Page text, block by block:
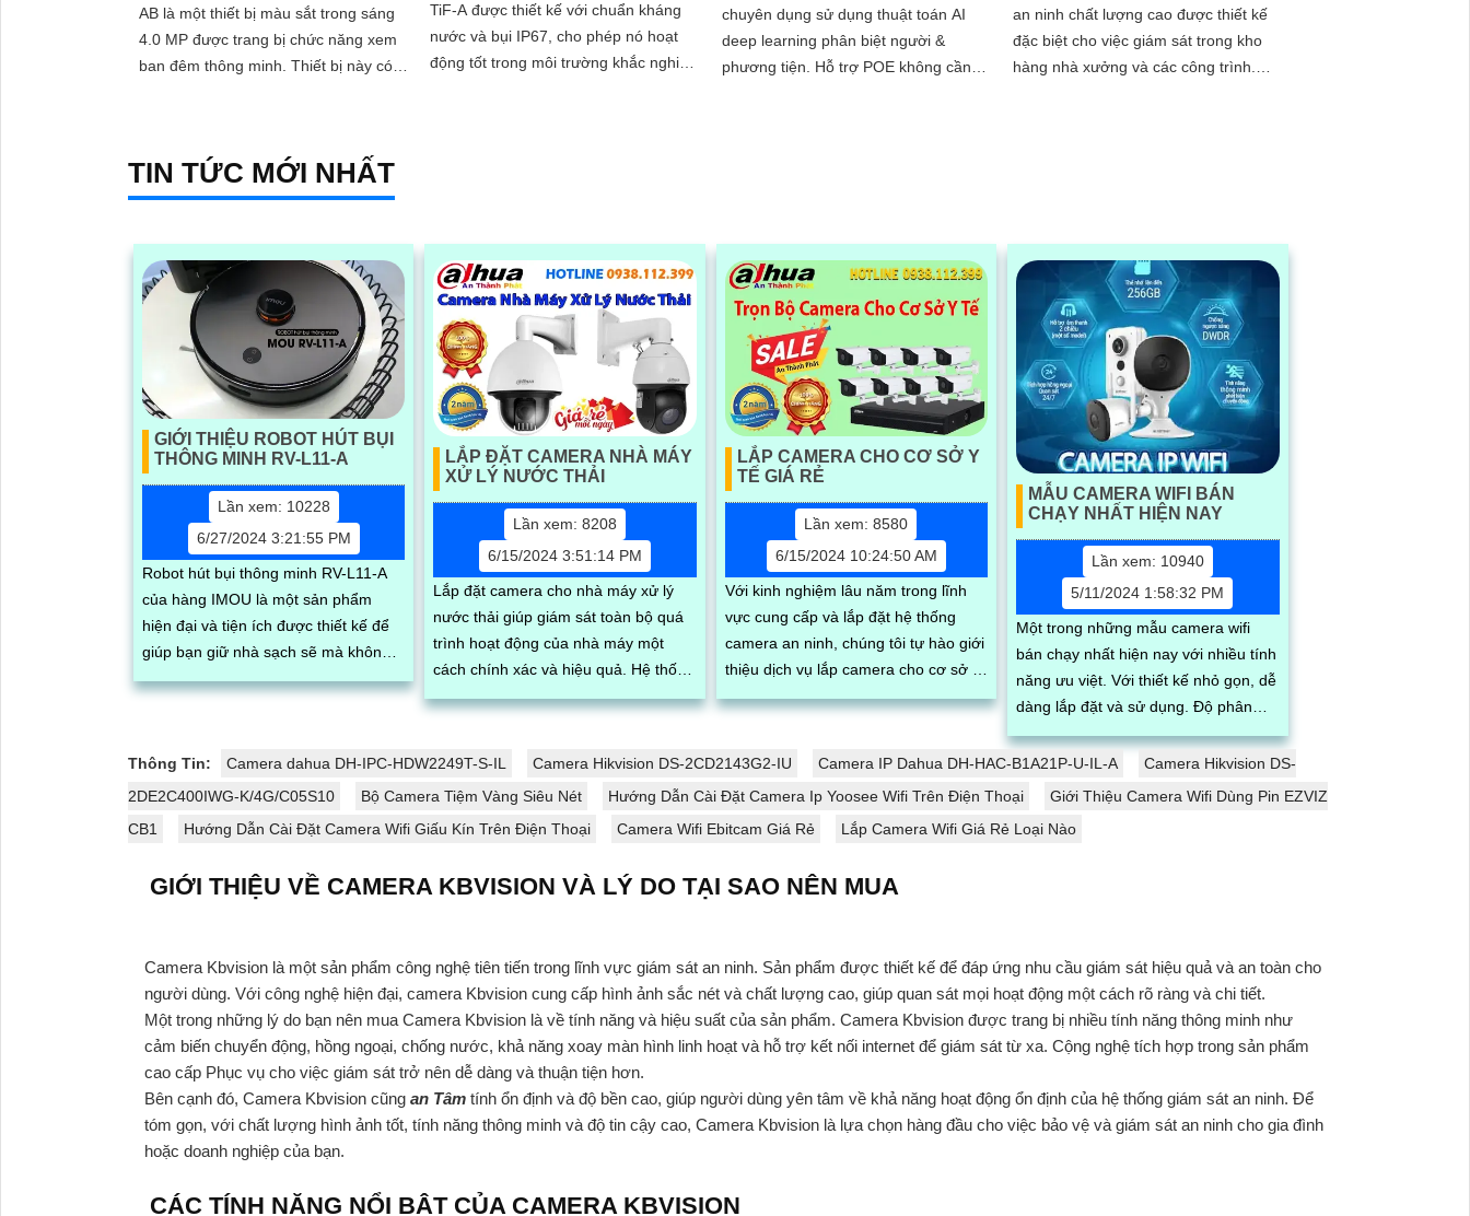
AB là một thiết bị màu sắt trong sáng
4.0 MP được trang bị chức năng xem
ban đêm thông minh. Thiết bị này có
TiF-A được thiết kế với chuẩn kháng
nước và bụi IP67, cho phép nó hoạt
động tốt trong môi trường khắc nghiệt
chuyên dụng sử dụng thuật toán AI
deep learning phân biệt người &
phương tiện. Hỗ trợ POE không cần
an ninh chất lượng cao được thiết kế
đặc biệt cho việc giám sát trong kho
hàng nhà xưởng và các công trình.
TIN TỨC MỚI NHẤT
GIỚI THIỆU ROBOT HÚT BỤI
THÔNG MINH RV-L11-A
Lần xem: 10228
6/27/2024 3:21:55 PM
Robot hút bụi thông minh RV-L11-A
của hàng IMOU là một sản phẩm
hiện đại và tiện ích được thiết kế để
giúp bạn giữ nhà sạch sẽ mà không
cần phải dành nhiều thời gian và
LẮP ĐẶT CAMERA NHÀ MÁY
XỬ LÝ NƯỚC THẢI
Lần xem: 8208
6/15/2024 3:51:14 PM
Lắp đặt camera cho nhà máy xử lý
nước thải giúp giám sát toàn bộ quá
trình hoạt động của nhà máy một
cách chính xác và hiệu quả. Hệ thống
camera sẽ cung cấp các hình ảnh rõ
LẮP CAMERA CHO CƠ SỞ Y
TẾ GIÁ RẺ
Lần xem: 8580
6/15/2024 10:24:50 AM
Với kinh nghiệm lâu năm trong lĩnh
vực cung cấp và lắp đặt hệ thống
camera an ninh, chúng tôi tự hào giới
thiệu dịch vụ lắp camera cho cơ sở y
tế với giá cả phải chăng. Hệ thống...
MẪU CAMERA WIFI BÁN
CHẠY NHẤT HIỆN NAY
Lần xem: 10940
5/11/2024 1:58:32 PM
Một trong những mẫu camera wifi
bán chạy nhất hiện nay với nhiều tính
năng ưu việt. Với thiết kế nhỏ gọn, dễ
dàng lắp đặt và sử dụng. Độ phân
giải cao giúp hình ảnh rõ nét và sắc
nét
Thông Tin: Camera dahua DH-IPC-HDW2249T-S-IL Camera Hikvision DS-2CD2143G2-IU Camera IP Dahua DH-HAC-B1A21P-U-IL-A
Camera Hikvision DS-
2DE2C400IWG-K/4G/C05S10
Bộ Camera Tiệm Vàng Siêu Nét Hướng Dẫn Cài Đặt Camera Ip Yoosee Wifi Trên Điện Thoại
Giới Thiệu Camera Wifi Dùng Pin EZVIZ
CB1
Hướng Dẫn Cài Đặt Camera Wifi Giấu Kín Trên Điện Thoại Camera Wifi Ebitcam Giá Rẻ Lắp Camera Wifi Giá Rẻ Loại Nào
GIỚI THIỆU VỀ CAMERA KBVISION VÀ LÝ DO TẠI SAO NÊN MUA
Camera Kbvision là một sản phẩm công nghệ tiên tiến trong lĩnh vực giám sát an ninh. Sản phẩm được thiết kế để đáp ứng nhu cầu giám sát hiệu quả và an toàn cho
người dùng. Với công nghệ hiện đại, camera Kbvision cung cấp hình ảnh sắc nét và chất lượng cao, giúp quan sát mọi hoạt động một cách rõ ràng và chi tiết.
Một trong những lý do bạn nên mua Camera Kbvision là về tính năng và hiệu suất của sản phẩm. Camera Kbvision được trang bị nhiều tính năng thông minh như
cảm biến chuyển động, hồng ngoại, chống nước, khả năng xoay màn hình linh hoạt và hỗ trợ kết nối internet để giám sát từ xa. Cộng nghệ tích hợp trong sản phẩm
cao cấp Phục vụ cho việc giám sát trở nên dễ dàng và thuận tiện hơn.
Bên cạnh đó, Camera Kbvision cũng an Tâm tính ổn định và độ bền cao, giúp người dùng yên tâm về khả năng hoạt động ổn định của hệ thống giám sát an ninh. Để
tóm gọn, với chất lượng hình ảnh tốt, tính năng thông minh và độ tin cậy cao, Camera Kbvision là lựa chọn hàng đầu cho việc bảo vệ và giám sát an ninh cho gia đình
hoặc doanh nghiệp của bạn.
CÁC TÍNH NĂNG NỔI BẬT CỦA CAMERA KBVISION